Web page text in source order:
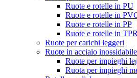
Ruote e rotelle in PU
Ruote e rotelle in
Ruote e rotelle in PP
Ruote e rotelle in TPR
Ruote per carichi leggeri
Ruote in acciaio inossidabile
Ruote per impieghi
Ruota per impieghi